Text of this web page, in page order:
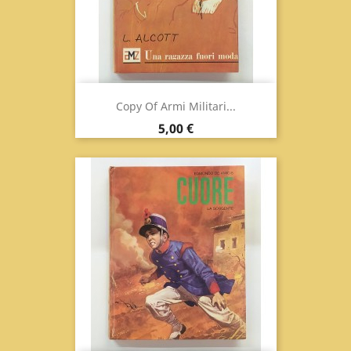
Copy Of Armi Militari...
Prix
5,00 €